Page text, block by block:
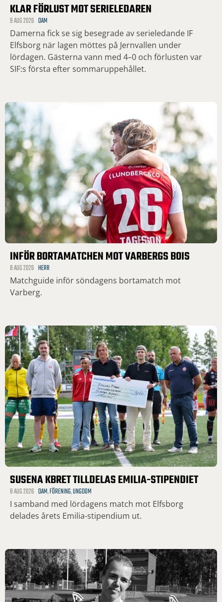
KLAR FÖRLUST MOT SERIELEDAREN
9 AUG 2026 DAM
Damerna fick se sig besegrade av serieledande IF
Elfsborg när lagen möttes på Jernvallen under
lördagen. Gästerna vann med 4–0 och förlusten var
SIF:s första efter sommaruppehållet.
INFÖR BORTAMATCHEN MOT VARBERGS BOIS
8 AUG 2026 HERR
Matchguide inför söndagens bortamatch mot
Varberg.
SUSENA KBRET TILLDELAS EMILIA-STIPENDIET
8 AUG 2026 DAM,FÖRENING,UNGDOM
I samband med lördagens match mot Elfsborg
delades årets Emilia-stipendium ut.